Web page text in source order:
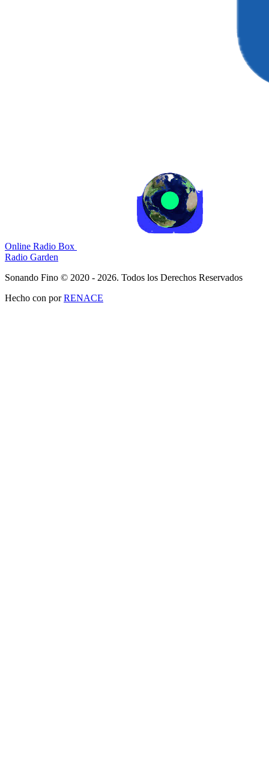
Online Radio Box
Radio Garden
Sonando Fino © 2020 - 2026. Todos los Derechos Reservados
Hecho con porRENACE